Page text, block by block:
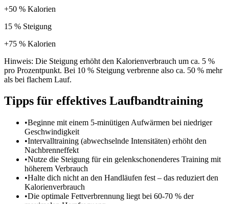
+50 % Kalorien
15 % Steigung
+75 % Kalorien
Hinweis: Die Steigung erhöht den Kalorienverbrauch um ca. 5 %
pro Prozentpunkt. Bei 10 % Steigung verbrenne also ca. 50 % mehr
als bei flachem Lauf.
Tipps für effektives Laufbandtraining
•Beginne mit einem 5-minütigen Aufwärmen bei niedriger
Geschwindigkeit
•Intervalltraining (abwechselnde Intensitäten) erhöht den
Nachbrenneffekt
•Nutze die Steigung für ein gelenkschonenderes Training mit
höherem Verbrauch
•Halte dich nicht an den Handläufen fest – das reduziert den
Kalorienverbrauch
•Die optimale Fettverbrennung liegt bei 60-70 % der